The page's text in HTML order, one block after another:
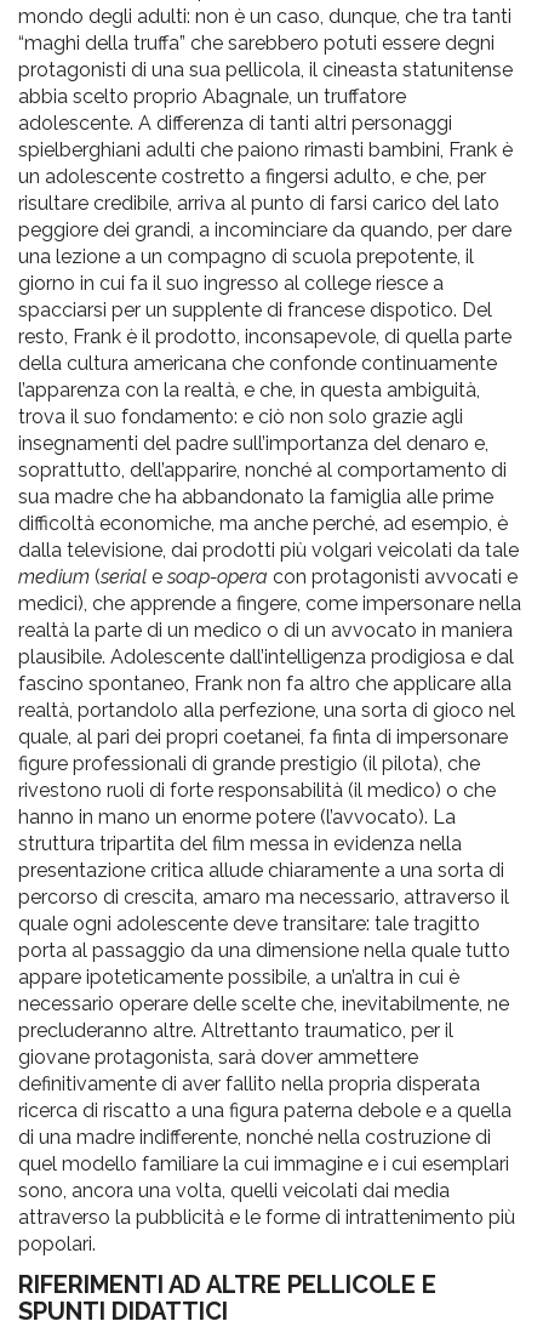
mondo degli adulti: non è un caso, dunque, che tra tanti
“maghi della truffa” che sarebbero potuti essere degni
protagonisti di una sua pellicola, il cineasta statunitense
abbia scelto proprio Abagnale, un truffatore
adolescente. A differenza di tanti altri personaggi
spielberghiani adulti che paiono rimasti bambini, Frank è
un adolescente costretto a fingersi adulto, e che, per
risultare credibile, arriva al punto di farsi carico del lato
peggiore dei grandi, a incominciare da quando, per dare
una lezione a un compagno di scuola prepotente, il
giorno in cui fa il suo ingresso al college riesce a
spacciarsi per un supplente di francese dispotico. Del
resto, Frank è il prodotto, inconsapevole, di quella parte
della cultura americana che confonde continuamente
l’apparenza con la realtà, e che, in questa ambiguità,
trova il suo fondamento: e ciò non solo grazie agli
insegnamenti del padre sull’importanza del denaro e,
soprattutto, dell’apparire, nonché al comportamento di
sua madre che ha abbandonato la famiglia alle prime
difficoltà economiche, ma anche perché, ad esempio, è
dalla televisione, dai prodotti più volgari veicolati da tale
medium (serial esoap-opera con protagonisti avvocati e
medici), che apprende a fingere, come impersonare nella
realtà la parte di un medico o di un avvocato in maniera
plausibile. Adolescente dall’intelligenza prodigiosa e dal
fascino spontaneo, Frank non fa altro che applicare alla
realtà, portandolo alla perfezione, una sorta di gioco nel
quale, al pari dei propri coetanei, fa finta di impersonare
figure professionali di grande prestigio (il pilota), che
rivestono ruoli di forte responsabilità (il medico) o che
hanno in mano un enorme potere (l’avvocato). La
struttura tripartita del film messa in evidenza nella
presentazione critica allude chiaramente a una sorta di
percorso di crescita, amaro ma necessario, attraverso il
quale ogni adolescente deve transitare: tale tragitto
porta al passaggio da una dimensione nella quale tutto
appare ipoteticamente possibile, a un’altra in cui è
necessario operare delle scelte che, inevitabilmente, ne
precluderanno altre. Altrettanto traumatico, per il
giovane protagonista, sarà dover ammettere
definitivamente di aver fallito nella propria disperata
ricerca di riscatto a una figura paterna debole e a quella
di una madre indifferente, nonché nella costruzione di
quel modello familiare la cui immagine e i cui esemplari
sono, ancora una volta, quelli veicolati dai media
attraverso la pubblicità e le forme di intrattenimento più
popolari.
RIFERIMENTI AD ALTRE PELLICOLE E
SPUNTI DIDATTICI